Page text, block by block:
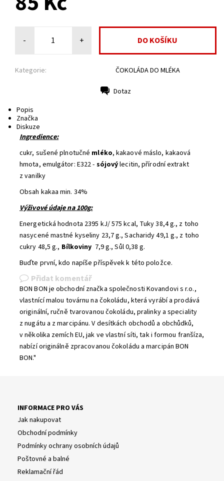
- +
Kategorie: ČOKOLÁDA DO MLÉKA
Dotaz
Popis
Značka
Diskuze
Ingredience:
cukr, sušené plnotučné mléko, kakaové máslo, kakaová
hmota, emulgátor: E322 - sójovýlecitin, přírodní extrakt
z vanilky
Obsah kakaa min. 34%
Výživové údaje na 100g:
Energetická hodnota 2395 kJ/ 575 kcal, Tuky 38,4 g., z toho
nasycené mastné kyseliny 23,7 g., Sacharidy 49,1 g., z toho
cukry 48,5 g., Bílkoviny 7,9 g., Sůl 0,38 g.
Buďte první, kdo napíše příspěvek k této položce.
Přidat komentář
BON BON je obchodní značka společnosti Kovandovi s r.o.,
vlastnící malou továrnu na čokoládu, která vyrábí a prodává
originální, ručně tvarovanou čokoládu, pralinky a speciality
z nugátu a z marcipánu. V desítkách obchodů a obchůdků,
v několika zemích EU, jak ve vlastní síti, tak i formou franšíza,
nabízí originálně zpracovanou čokoládu a marcipán BON
BON."
INFORMACE PRO VÁS
Jak nakupovat
Obchodní podmínky
Podmínky ochrany osobních údajů
Poštovné a balné
Reklamační řád